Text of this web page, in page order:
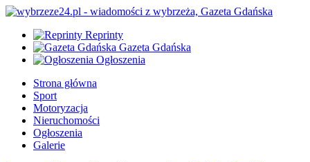
Reprinty
Gazeta Gdańska
Ogłoszenia
Strona główna
Sport
Motoryzacja
Nieruchomości
Ogłoszenia
Galerie